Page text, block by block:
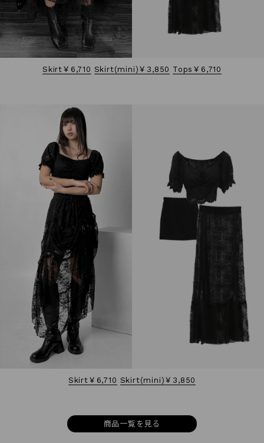
Skirt￥6,710 Skirt(mini)￥3,850 Tops￥6,710
Skirt￥6,710 Skirt(mini)￥3,850
商品一覧を見る